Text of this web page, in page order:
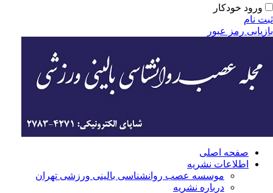
ورود خودکار
نام
رمز عبور
صفحه اصلی
اطلاعات نشریه
موسسه عصب روانشناسی بالینی ورزشی تهران
درباره نشریه